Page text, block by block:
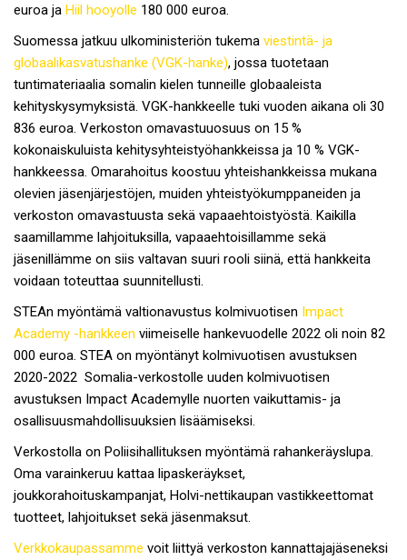
euroa ja Hiil hooyolle 180 000 euroa.
Suomessa jatkuu ulkoministeriön tukema viestintä- ja
globaalikasvatushanke (VGK-hanke), jossa tuotetaan
tuntimateriaalia somalin kielen tunneille globaaleista
kehityskysymyksistä. VGK-hankkeelle tuki vuoden aikana oli 30
836 euroa. Verkoston omavastuuosuus on 15 %
kokonaiskuluista kehitysyhteistyöhankkeissa ja 10 % VGK-
hankkeessa. Omarahoitus koostuu yhteishankkeissa mukana
olevien jäsenjärjestöjen, muiden yhteistyökumppaneiden ja
verkoston omavastuusta sekä vapaaehtoistyöstä. Kaikilla
saamillamme lahjoituksilla, vapaaehtoisillamme sekä
jäsenillämme on siis valtavan suuri rooli siinä, että hankkeita
voidaan toteuttaa suunnitellusti.
STEAn myöntämä valtionavustus kolmivuotisen Impact
Academy -hankkeen viimeiselle hankevuodelle 2022 oli noin 82
000 euroa. STEA on myöntänyt kolmivuotisen avustuksen
2020-2022 Somalia-verkostolle uuden kolmivuotisen
avustuksen Impact Academylle nuorten vaikuttamis- ja
osallisuusmahdollisuuksien lisäämiseksi.
Verkostolla on Poliisihallituksen myöntämä rahankeräyslupa.
Oma varainkeruu kattaa lipaskeräykset,
joukkorahoituskampanjat, Holvi-nettikaupan vastikkeettomat
tuotteet, lahjoitukset sekä jäsenmaksut.
Verkkokaupassamme voit liittyä verkoston kannattajajäseneksi